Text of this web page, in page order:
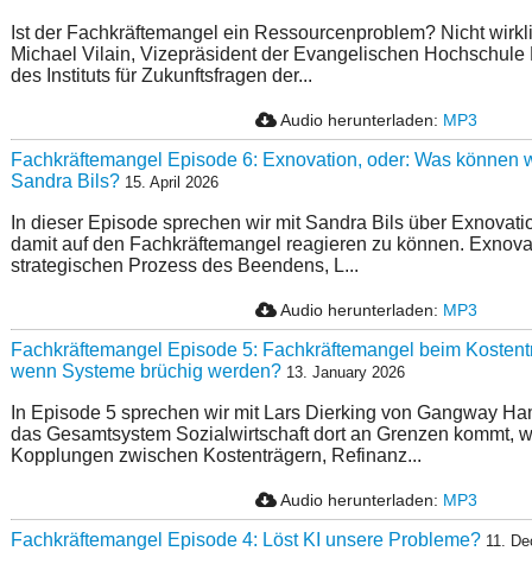
Ist der Fachkräftemangel ein Ressourcenproblem? Nicht
Michael Vilain, Vizepräsident der Evangelischen Hochschule
des Instituts für Zukunftsfragen der...
Audio herunterladen: MP3
Fachkräftemangel Episode 6: Exnovation, oder: Was können
Sandra Bils? 15. April 2026
In dieser Episode sprechen wir mit Sandra Bils über
damit auf den Fachkräftemangel reagieren zu können.
strategischen Prozess des Beendens, L...
Audio herunterladen: MP3
Fachkräftemangel Episode 5: Fachkräftemangel beim
wenn Systeme brüchig werden? 13. January 2026
In Episode 5 sprechen wir mit Lars Dierking von Gangway
das Gesamtsystem Sozialwirtschaft dort an Grenzen kommt,
Kopplungen zwischen Kostenträgern, Refinanz...
Audio herunterladen: MP3
Fachkräftemangel Episode 4: Löst KI unsere Probleme? 11.